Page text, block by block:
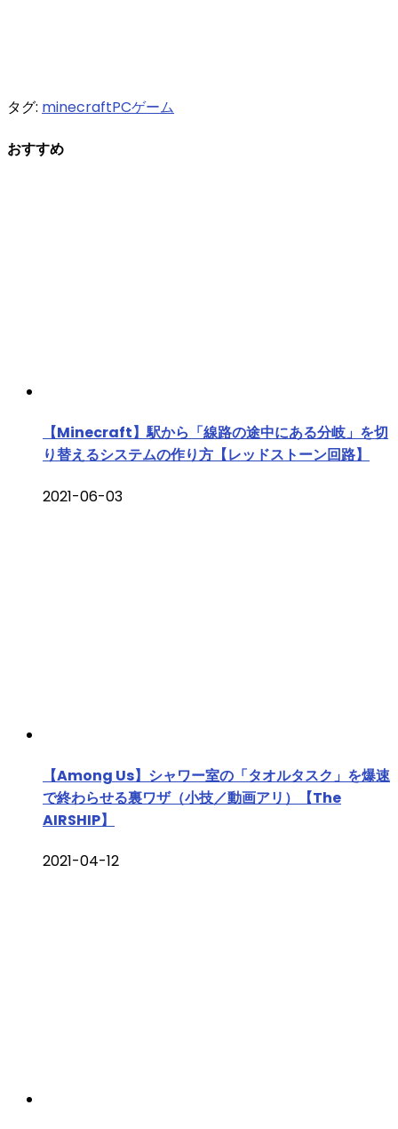
タグ: minecraftPCゲーム
おすすめ
【Minecraft】駅から「線路の途中にある分岐」を切
り替えるシステムの作り方【レッドストーン回路】
2021-06-03
【Among Us】シャワー室の「タオルタスク」を爆速
で終わらせる裏ワザ（小技／動画アリ）【The
AIRSHIP】
2021-04-12